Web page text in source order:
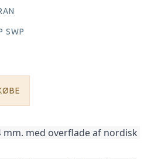
SWP
mm. med overflade af nordisk